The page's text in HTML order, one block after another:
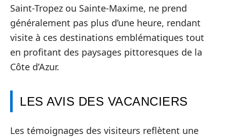
Saint-Tropez ou Sainte-Maxime, ne prend
généralement pas plus d’une heure, rendant
visite à ces destinations emblématiques tout
en profitant des paysages pittoresques de la
Côte d’Azur.
LES AVIS DES VACANCIERS
Les témoignages des visiteurs reflètent une